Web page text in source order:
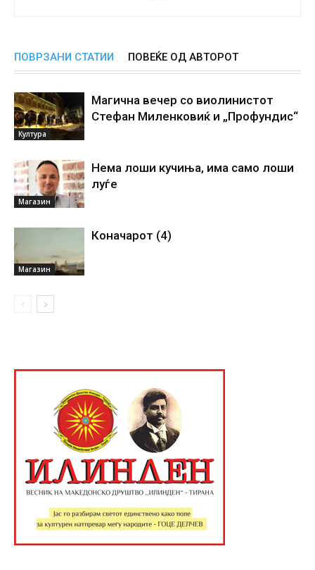
ПОВРЗАНИ СТАТИИ ПОВЕЌЕ ОД АВТОРОТ
Култура
Магична вечер со виолинистот
Стефан Миленковиќ и „Профундис“
Магазин
Нема лоши кучиња, има само лоши
луѓе
Магазин
Коначарот (4)